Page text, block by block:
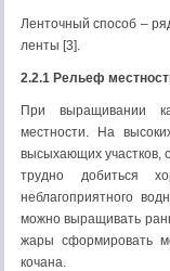
Ленточный способ –
ленты [3].
2.2.1 Рельеф
При выращивании
местности. На
высыхающих участков,
трудно добиться
неблагоприятного
можно выращивать
жары сформировать
кочана.